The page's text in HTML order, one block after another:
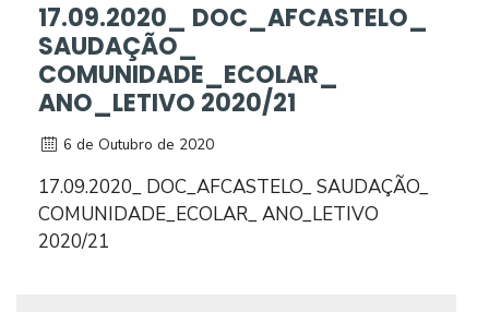
17.09.2020_ DOC_AFCASTELO_
SAUDAÇÃO_
COMUNIDADE_ECOLAR_
ANO_LETIVO 2020/21
6 de Outubro de 2020
17.09.2020_ DOC_AFCASTELO_ SAUDAÇÃO_
COMUNIDADE_ECOLAR_ ANO_LETIVO
2020/21